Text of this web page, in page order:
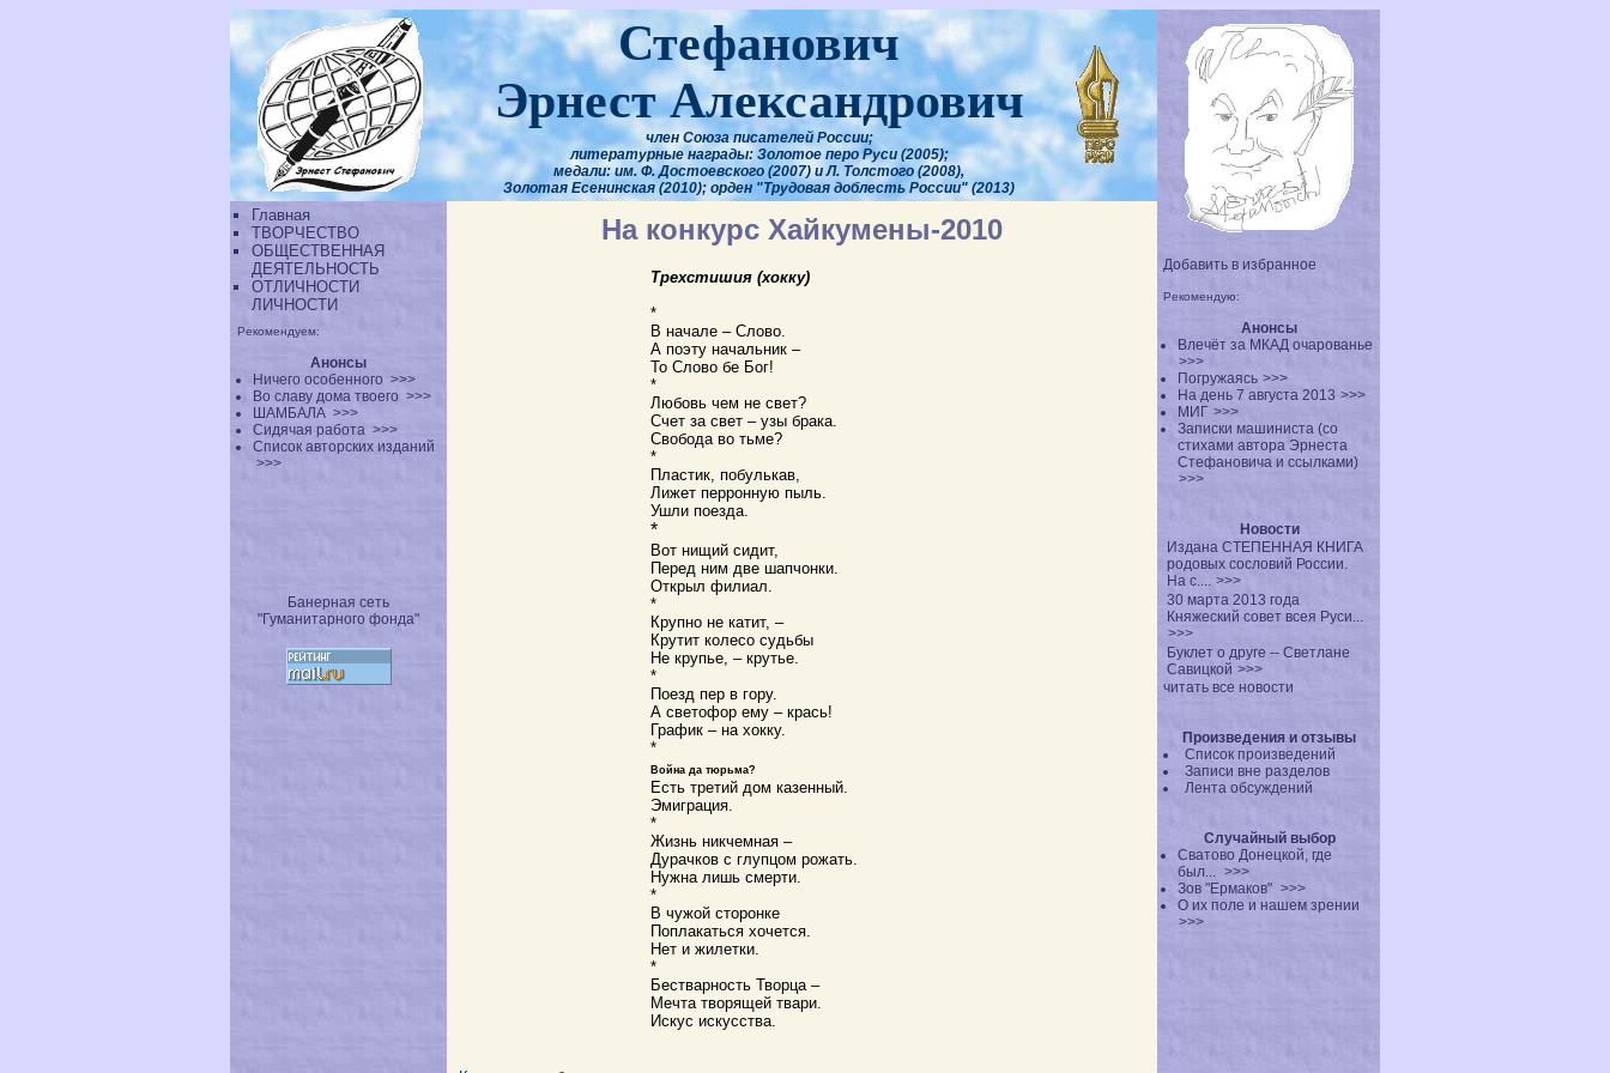
Стефанович
Эрнест Александрович
член Союза писателей России;
литературные награды: Золотое перо Руси (2005);
медали: им. Ф. Достоевского (2007) и Л. Толстого (2008),
Золотая Есенинская (2010); орден "Трудовая доблесть России" (2013)
Добавить в избранное
Рекомендую:
Анонсы
Влечёт за МКАД очарованье
>>>
Погружаясь >>>
На день 7 августа 2013 >>>
МИГ >>>
Записки машиниста (со
стихами автора Эрнеста
Стефановича и ссылками)
>>>
Новости
Издана СТЕПЕННАЯ КНИГА
родовых сословий России.
На с.... >>>
30 марта 2013 года
Княжеский совет всея Руси...
>>>
Буклет о друге -- Светлане
Савицкой >>>
читать все новости
Произведения и отзывы
Список произведений
Записи вне разделов
Лента обсуждений
Случайный выбор
Сватово Донецкой, где
был... >>>
Зов "Ермаков" >>>
О их поле и нашем зрении
>>>
Главная
ТВОРЧЕСТВО
ОБЩЕСТВЕННАЯ
ДЕЯТЕЛЬНОСТЬ
ОТЛИЧНОСТИ
ЛИЧНОСТИ
Рекомендуем:
Анонсы
Ничего особенного >>>
Во славу дома твоего >>>
ШАМБАЛА >>>
Сидячая работа >>>
Список авторских изданий
>>>
Банерная сеть
"Гуманитарного фонда"
На конкурс Хайкумены-2010
Трехстишия (хокку)
*
В начале – Слово.
А поэту начальник –
То Слово бе Бог!
*
Любовь чем не свет?
Счет за свет – узы брака.
Свобода во тьме?
*
Пластик, побулькав,
Лижет перронную пыль.
Ушли поезда.
*
Вот нищий сидит,
Перед ним две шапчонки.
Открыл филиал.
*
Крупно не катит, –
Крутит колесо судьбы
Не крупье, – крутье.
*
Поезд пер в гору.
А светофор ему – крась!
График – на хокку.
*
Война да тюрьма?
Есть третий дом казенный.
Эмиграция.
*
Жизнь никчемная –
Дурачков с глупцом рожать.
Нужна лишь смерти.
*
В чужой сторонке
Поплакаться хочется.
Нет и жилетки.
*
Бестварность Творца –
Мечта творящей твари.
Искус искусства.